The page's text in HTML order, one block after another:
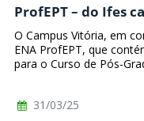
ProfEPT – do Ifes
O Campus Vitória, em
ENA ProfEPT, que
para o Curso de Pós-
31/03/25